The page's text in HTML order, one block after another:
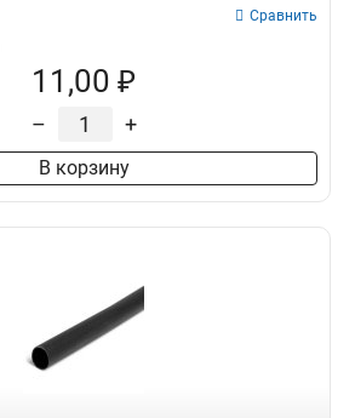
Сравнить
11,00 ₽
– +
В корзину